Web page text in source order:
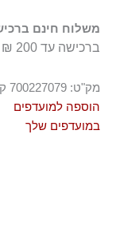
משלוח חינם ברכישה
ברכישה עד 200 ₪ – עלות משלוח 20 ₪
מק"ט: 700227079
הוספה למועדפים
במועדפים שלך